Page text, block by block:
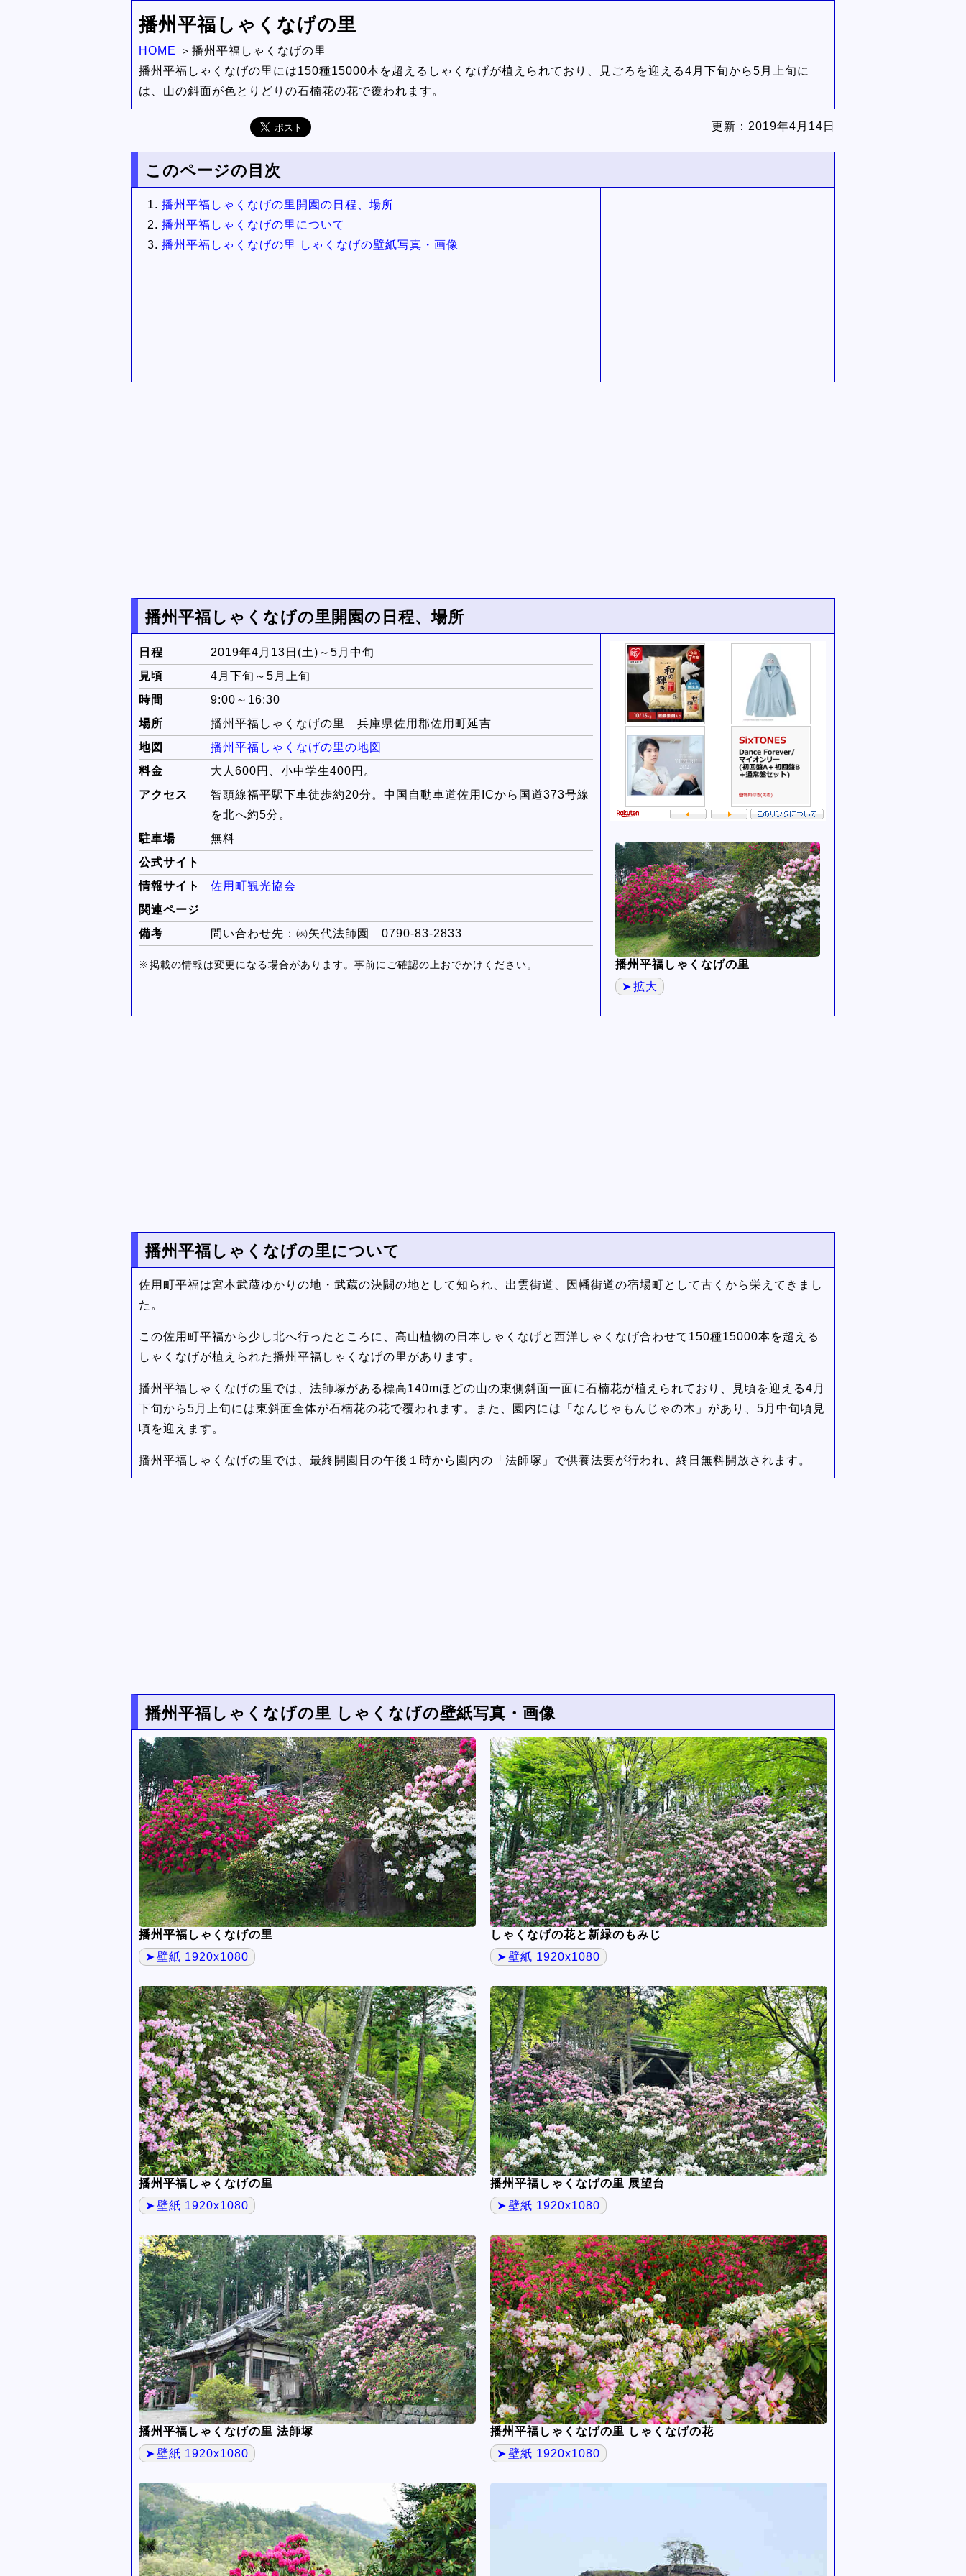
播州平福しゃくなげの里
HOME
播州平福しゃくなげの里
播州平福しゃくなげの里には150種15000本を超えるしゃくなげが植えられており、見ごろを迎える4月下旬から5月上旬に
は、山の斜面が色とりどりの石楠花の花で覆われます。
更新： 2019年4月14日
このページの目次
播州平福しゃくなげの里開園の日程、場所
播州平福しゃくなげの里について
播州平福しゃくなげの里 しゃくなげの壁紙写真・画像
播州平福しゃくなげの里開園の日程、場所
日程
2019年4月13日(土)～5月中旬
見頃
4月下旬～5月上旬
時間
9:00～16:30
場所
播州平福しゃくなげの里 兵庫県佐用郡佐用町延吉
地図
播州平福しゃくなげの里の地図
料金
大人600円、小中学生400円。
アクセス
智頭線福平駅下車徒歩約20分。中国自動車道佐用ICから国道373号線
を北へ約5分。
駐車場
無料
公式サイト
情報サイト
佐用町観光協会
関連ページ
備考
問い合わせ先：㈱矢代法師園 0790-83-2833
※掲載の情報は変更になる場合があります。事前にご確認の上おでかけください。
播州平福しゃくなげの里
拡大
播州平福しゃくなげの里について
佐用町平福は宮本武蔵ゆかりの地・武蔵の決闘の地として知られ、出雲街道、因幡街道の宿場町として古くから栄えてきまし
た。
この佐用町平福から少し北へ行ったところに、高山植物の日本しゃくなげと西洋しゃくなげ合わせて150種15000本を超える
しゃくなげが植えられた播州平福しゃくなげの里があります。
播州平福しゃくなげの里では、法師塚がある標高140mほどの山の東側斜面一面に石楠花が植えられており、見頃を迎える4月
下旬から5月上旬には東斜面全体が石楠花の花で覆われます。また、園内には「なんじゃもんじゃの木」があり、5月中旬頃見
頃を迎えます。
播州平福しゃくなげの里では、最終開園日の午後１時から園内の「法師塚」で供養法要が行われ、終日無料開放されます。
播州平福しゃくなげの里 しゃくなげの壁紙写真・画像
播州平福しゃくなげの里
壁紙 1920x1080
しゃくなげの花と新緑のもみじ
壁紙 1920x1080
播州平福しゃくなげの里
壁紙 1920x1080
播州平福しゃくなげの里 展望台
壁紙 1920x1080
播州平福しゃくなげの里 法師塚
壁紙 1920x1080
播州平福しゃくなげの里 しゃくなげの花
壁紙 1920x1080